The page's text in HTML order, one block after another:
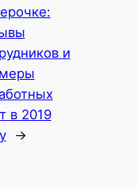
и
в 2019
→